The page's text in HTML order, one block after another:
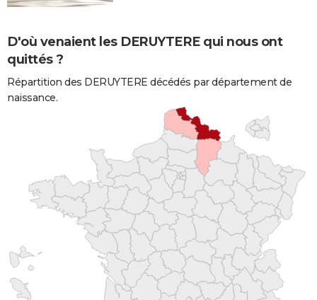
D'où venaient les DERUYTERE qui nous ont
quittés ?
Répartition des DERUYTERE décédés par département de
naissance.